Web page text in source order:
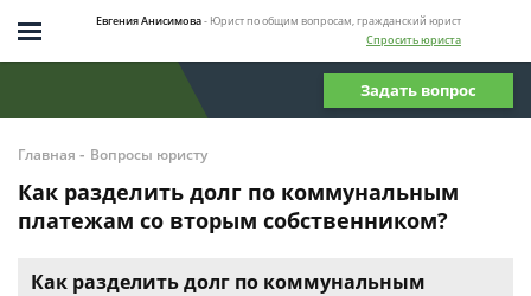
Евгения Анисимова- Юрист по общим вопросам, гражданский юрист
Спросить юриста
Задать вопрос
Главная - Вопросы юристу
Как разделить долг по коммунальным
платежам со вторым собственником?
Как разделить долг по коммунальным